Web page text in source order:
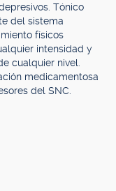
Tónico
del sistema
físicos
intensidad y
cualquier nivel.
medicamentosa
del SNC.